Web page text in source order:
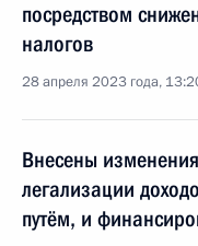
посредством
налогов
28 апреля 2023 года,
Внесены
легализации
путём, и